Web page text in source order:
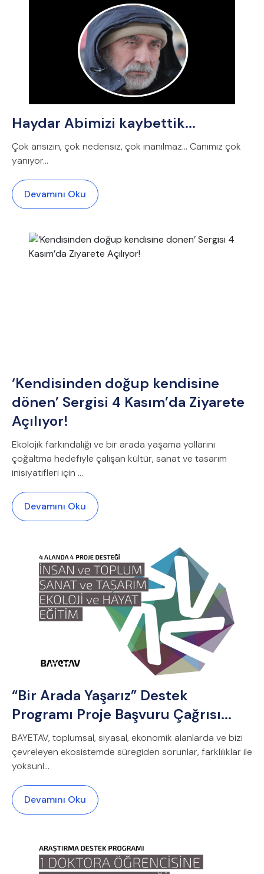
Haydar Abimizi kaybettik...
Çok ansızın, çok nedensiz, çok inanılmaz... Canımız çok
yanıyor…
Devamını Oku
‘Kendisinden doğup kendisine
dönen’ Sergisi 4 Kasım’da Ziyarete
Açılıyor!
Ekolojik farkındalığı ve bir arada yaşama yollarını
çoğaltma hedefiyle çalışan kültür, sanat ve tasarım
inisiyatifleri için ...
Devamını Oku
“Bir Arada Yaşarız” Destek
Programı Proje Başvuru Çağrısı...
BAYETAV, toplumsal, siyasal, ekonomik alanlarda ve bizi
çevreleyen ekosistemde süregiden sorunlar, farklılıklar ile
yoksunl...
Devamını Oku